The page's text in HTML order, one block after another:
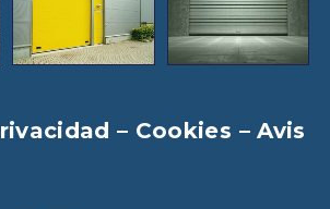
– Cookies – Avis